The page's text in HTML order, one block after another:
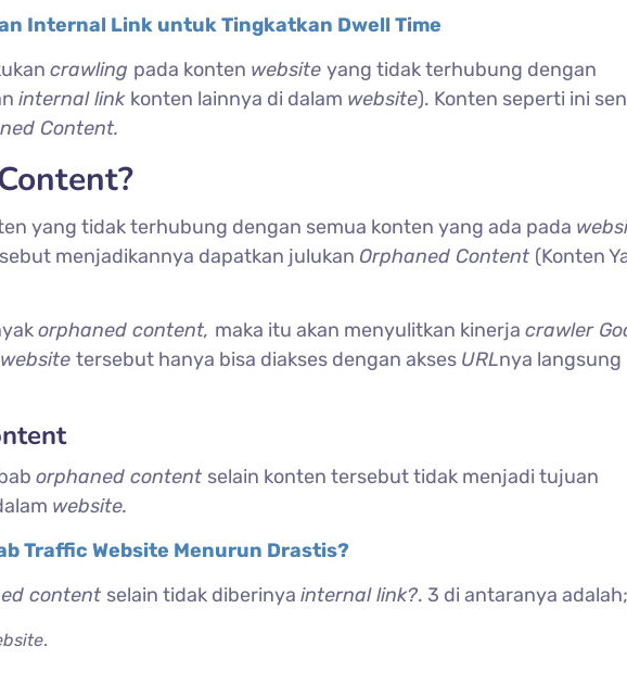
Internal Link untuk Tingkatkan Dwell Time
crawling pada konten website yang tidak terhubung dengan
internal link konten lainnya di dalam website). Konten seperti ini
Content.
yang tidak terhubung dengan semua konten yang ada pada
menjadikannya dapatkan julukan Orphaned Content (Konten
orphaned content, maka itu akan menyulitkan kinerja crawler
website tersebut hanya bisa diakses dengan akses URLnya langsung
orphaned content selain konten tersebut tidak menjadi tujuan
website.
Traffic Website Menurun Drastis?
content selain tidak diberinya internal link?. 3 di antaranya adalah;
.